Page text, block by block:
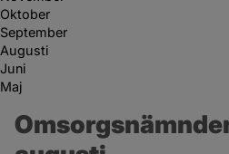
Oktober
September
Augusti
Juni
Maj